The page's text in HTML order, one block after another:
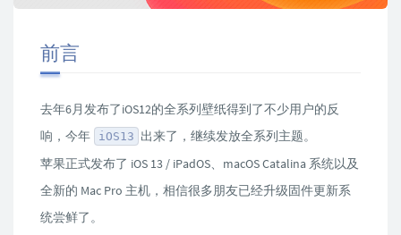
前言
去年6月发布了iOS12的全系列壁纸得到了不少用户的反
响，今年
iOS13 出来了，继续发放全系列主题。
苹果正式发布了 iOS 13 / iPadOS、macOS Catalina 系统以及
全新的 Mac Pro 主机，相信很多朋友已经升级固件更新系
统尝鲜了。